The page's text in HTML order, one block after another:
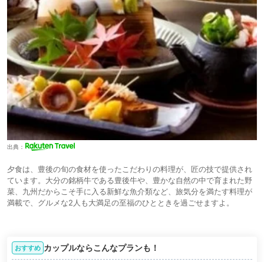
出典：
夕食は、豊後の旬の食材を使ったこだわりの料理が、匠の技で提供され
ています。大分の銘柄牛である豊後牛や、豊かな自然の中で育まれた野
菜、九州だからこそ手に入る新鮮な魚介類など、旅気分を満たす料理が
満載で、グルメな2人も大満足の至福のひとときを過ごせますよ。
おすすめ カップルならこんなプランも！